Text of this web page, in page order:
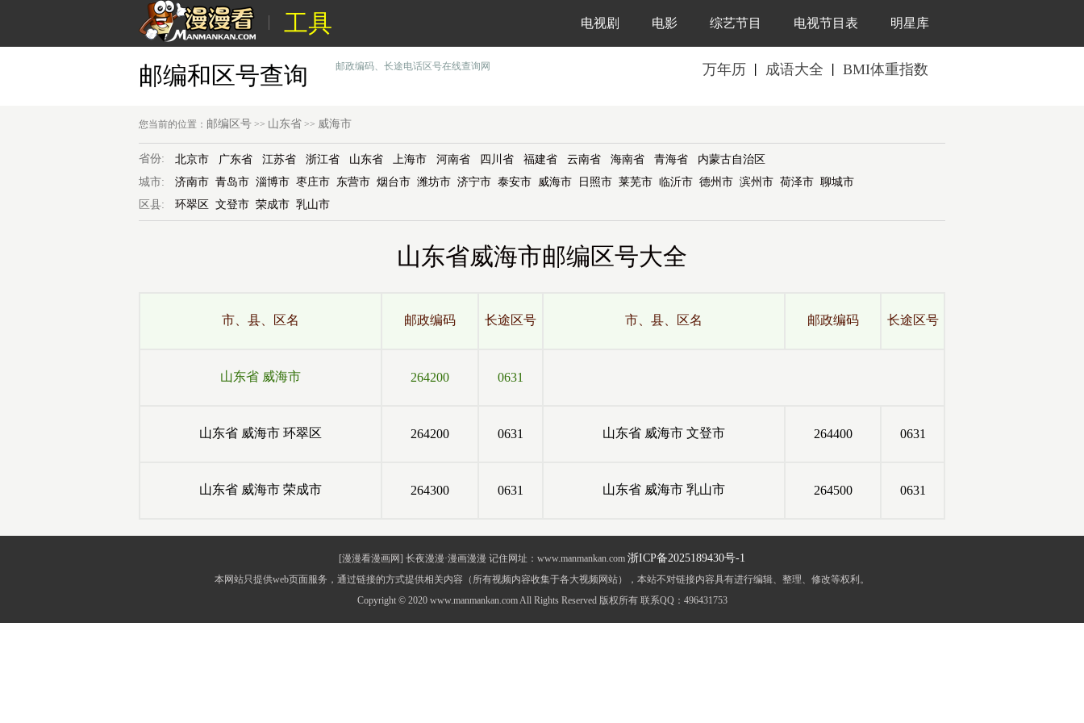
工具 明星库
电视节目表
综艺节目
电影
电视剧
邮编和区号查询 邮政编码、长途电话区号在线查询网 万年历 成语大全 BMI体重指数
您当前的位置： 邮编区号 >> 山东省 >> 威海市
省份: 北京市 广东省 江苏省 浙江省 山东省 上海市 河南省 四川省 福建省 云南省 海南省 青海省
内蒙古自治区
城市:
济南市 青岛市 淄博市 枣庄市 东营市 烟台市 潍坊市 济宁市 泰安市 威海市 日照市 莱芜市 临沂市 德州市 滨州市 荷泽市 聊城市
区县:
环翠区 文登市 荣成市 乳山市
山东省威海市邮编区号大全
市、县、区名 邮政编码 长途区号 市、县、区名 邮政编码 长途区号
山东省 威海市 264200 0631
山东省 威海市 环翠区 264200 0631 山东省 威海市 文登市 264400 0631
山东省 威海市 荣成市 264300 0631 山东省 威海市 乳山市 264500 0631
[漫漫看漫画网] 长夜漫漫·漫画漫漫 记住网址：www.manmankan.com 浙ICP备2025189430号-1
本网站只提供web页面服务，通过链接的方式提供相关内容（所有视频内容收集于各大视频网站），本站不对链接内容具有进行编辑、整理、修改等权利。
Copyright © 2020 www.manmankan.com All Rights Reserved 版权所有 联系QQ：496431753